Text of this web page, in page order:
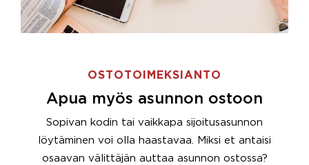
OSTOTOIMEKSIANTO
Apua myös asunnon ostoon
Sopivan kodin tai vaikkapa sijoitusasunnon
löytäminen voi olla haastavaa. Miksi et antaisi
osaavan välittäjän auttaa asunnon ostossa?